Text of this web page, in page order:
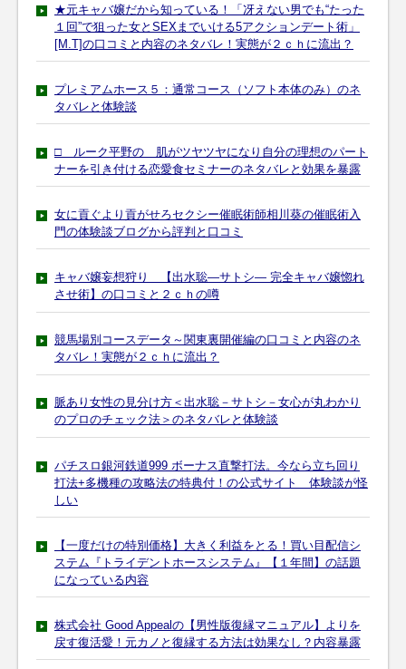
★元キャバ嬢だから知っている！「冴えない男でも“たった
１回”で狙った女とSEXまでいける5アクションデート術」
[M.T]の口コミと内容のネタバレ！実態が２ｃｈに流出？
プレミアムホース５：通常コース（ソフト本体のみ）のネ
タバレと体験談
□ ルーク平野の 肌がツヤツヤになり自分の理想のパート
ナーを引き付ける恋愛食セミナーのネタバレと効果を暴露
女に貢ぐより貢がせろセクシー催眠術師相川葵の催眠術入
門の体験談ブログから評判と口コミ
キャバ嬢妄想狩り 【出水聡―サトシ― 完全キャバ嬢惚れ
させ術】の口コミと２ｃｈの噂
競馬場別コースデータ～関東裏開催編の口コミと内容のネ
タバレ！実態が２ｃｈに流出？
脈あり女性の見分け方＜出水聡－サトシ－女心が丸わかり
のプロのチェック法＞のネタバレと体験談
パチスロ銀河鉄道999 ボーナス直撃打法。今なら立ち回り
打法+多機種の攻略法の特典付！の公式サイト 体験談が怪
しい
【一度だけの特別価格】大きく利益をとる！買い目配信シ
ステム『トライデントホースシステム』【１年間】の話題
になっている内容
株式会社 Good Appealの【男性版復縁マニュアル】よりを
戻す復活愛！元カノと復縁する方法は効果なし？内容暴露